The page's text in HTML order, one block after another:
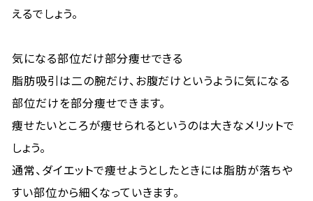
えるでしょう。
気になる部位だけ部分痩せできる
脂肪吸引は二の腕だけ、お腹だけというように気になる
部位だけを部分痩せできます。
痩せたいところが痩せられるというのは大きなメリットで
しょう。
通常、ダイエットで痩せようとしたときには脂肪が落ちや
すい部位から細くなっていきます。